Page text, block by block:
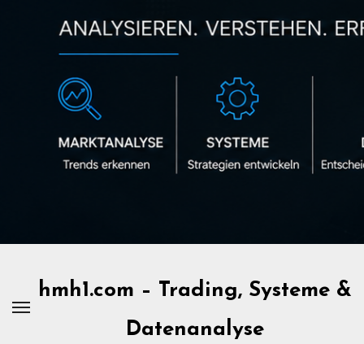
hmh1.com – Trading, Systeme &
Datenanalyse